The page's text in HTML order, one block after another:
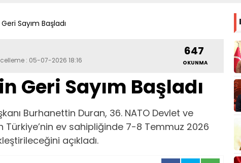
Sayım Başladı
: 05-07-2026 18:16
647
OKUNMA
Geri Sayım Başladı
Burhanettin Duran, 36. NATO Devlet ve
Türkiye’nin ev sahipliğinde 7-8 Temmuz 2026
açıkladı.